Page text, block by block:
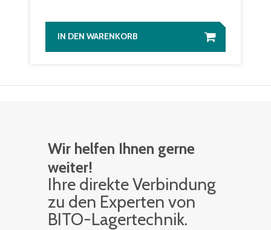
IN DEN WARENKORB
Wir helfen Ihnen gerne
weiter!
Ihre di­rek­te Ver­bin­dung
zu den Ex­per­ten von
BITO-La­ger­tech­nik.